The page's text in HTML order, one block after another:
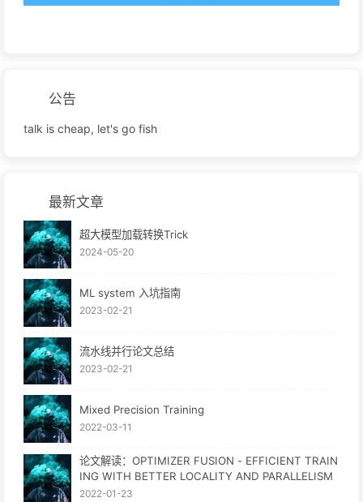
公告
talk is cheap, let's go fish
最新文章
超大模型加载转换Trick
2024-05-20
ML system 入坑指南
2023-02-21
流水线并行论文总结
2023-02-21
Mixed Precision Training
2022-03-11
论文解读：OPTIMIZER FUSION - EFFICIENT TRAIN
ING WITH BETTER LOCALITY AND PARALLELISM
2022-01-23